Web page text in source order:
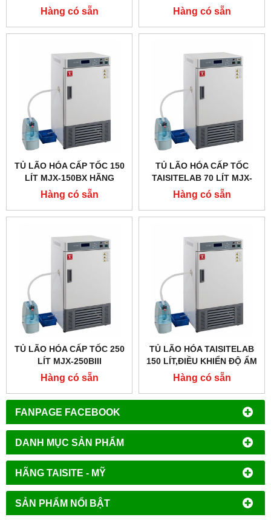
FANPAGE FACEBOOK
DANH MỤC SẢN PHẨM
HÃNG TAISITE - MỸ
SẢN PHẨM NỔI BẬT
TAISITELAB
Hàng có sẵn
TAISITELAB
Hàng có sẵn
TỦ LÃO HÓA CẤP TỐC 150
LÍT MJX-150BX HÃNG
TAISITELAB
Hàng có sẵn
TỦ LÃO HÓA CẤP TỐC
TAISITELAB 70 LÍT MJX-
70BX,CHƯƠNG TRÌNH 30
BƯỚC
Hàng có sẵn
TỦ LÃO HÓA CẤP TỐC 250
LÍT MJX-250BIII
TAISITELAB,ĐIỀU KHIỂN
ĐỘ ẨM
Hàng có sẵn
TỦ LÃO HÓA TAISITELAB
150 LÍT,ĐIỀU KHIỂN ĐỘ ẨM
MJX-150BIII
Hàng có sẵn